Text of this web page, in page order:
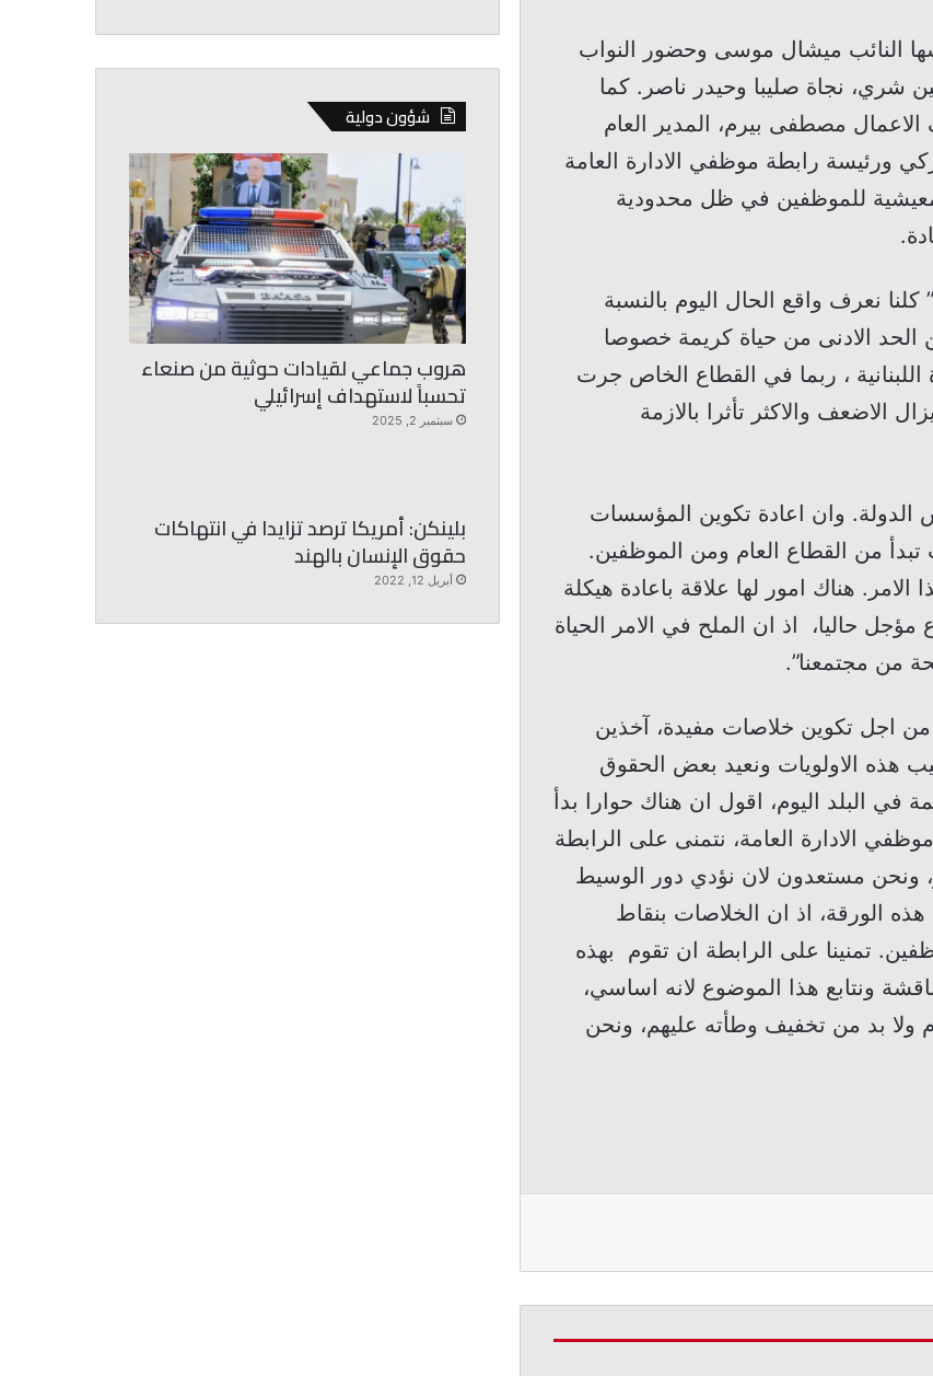
النائب ميشال موسى وحضور النواب
شري، نجاة صليبا وحيدر ناصر. كما
مصطفى بيرم، المدير العام
ورئيسة رابطة موظفي الادارة العامة
للموظفين في ظل محدودية
نعرف واقع الحال اليوم بالنسبة
الحد الادنى من حياة كريمة خصوصا
اللبنانية ، ربما في القطاع الخاص جرت
الاضعف والاكثر تأثرا بالازمة
الدولة. وان اعادة تكوين المؤسسات
من القطاع العام ومن الموظفين.
هناك امور لها علاقة باعادة هيكلة
حاليا، اذ ان الملح في الامر الحياة
من مجتمعنا”.
اجل تكوين خلاصات مفيدة، آخذين
هذه الاولويات ونعيد بعض الحقوق
في البلد اليوم، اقول ان هناك حوارا بدأ
الادارة العامة، نتمنى على الرابطة
ونحن مستعدون لان نؤدي دور الوسيط
الورقة، اذ ان الخلاصات بنقاط
تمنينا على الرابطة ان تقوم بهذه
ونتابع هذا الموضوع لانه اساسي،
ولا بد من تخفيف وطأته عليهم، ونحن
شؤون دولية
هروب جماعي لقيادات حوثية من صنعاء
تحسباً لاستهداف إسرائيلي
سبتمبر 2, 2025
بلينكن: أمريكا ترصد تزايدا في انتهاكات
حقوق الإنسان بالهند
أبريل 12, 2022